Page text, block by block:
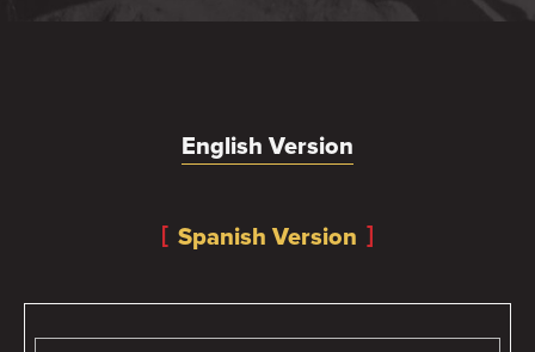
English Version
Spanish Version